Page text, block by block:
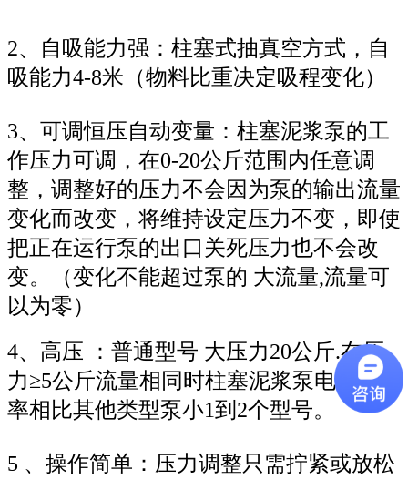
2、自吸能力强：柱塞式抽真空方式，自
吸能力4-8米（物料比重决定吸程变化）
3、可调恒压自动变量：柱塞泥浆泵的工
作压力可调，在0-20公斤范围内任意调
整，调整好的压力不会因为泵的输出流量
变化而改变，将维持设定压力不变，即使
把正在运行泵的出口关死压力也不会改
变。（变化不能超过泵的 大流量,流量可
以为零）
4、高压 ：普通型号 大压力20公斤.在压
力≥5公斤流量相同时柱塞泥浆泵电机功
率相比其他类型泵小1到2个型号。
5 、操作简单：压力调整只需拧紧或放松